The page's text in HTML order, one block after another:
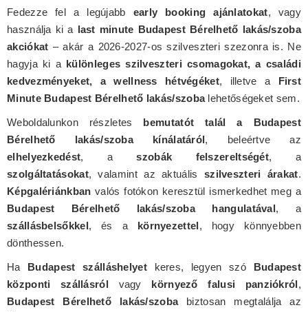
Fedezze fel a legújabb early booking ajánlatokat, vagy
használja ki a last minute Budapest Bérelhető lakás/szoba
akciókat – akár a 2026-2027-os szilveszteri szezonra is. Ne
hagyja ki a különleges szilveszteri csomagokat, a családi
kedvezményeket, a wellness hétvégéket, illetve a
First
Minute Budapest Bérelhető lakás/szobalehetőségeket sem.
Weboldalunkon részletes
bemutatót talál a Budapest
Bérelhető lakás/szoba kínálatáról , beleértve az
elhelyezkedést, aszobák felszereltségét, a
szolgáltatásokat, valamint az aktuális szilveszteri árakat.
Képgalériánkban valós fotókon keresztül ismerkedhet meg a
Budapest Bérelhető lakás/szoba hangulatával , a
szállásbelsőkkel , és a környezettel , hogy könnyebben
dönthessen.
Ha Budapest szálláshelyetkeres, legyen szó
Budapest
központi szállásról
vagy környező falusi panziókról ,
Budapest Bérelhető lakás/szobabiztosan megtalálja az